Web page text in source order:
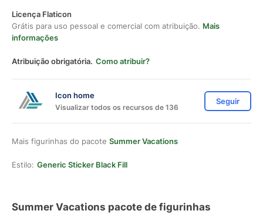
Licença Flaticon
Grátis para uso pessoal e comercial com atribuição. Mais
informações
Atribuição obrigatória. Como atribuir?
Icon home
Visualizar todos os recursos de 136
Seguir
Mais figurinhas do pacote Summer Vacations
Estilo: Generic Sticker Black Fill
Summer Vacations pacote de figurinhas